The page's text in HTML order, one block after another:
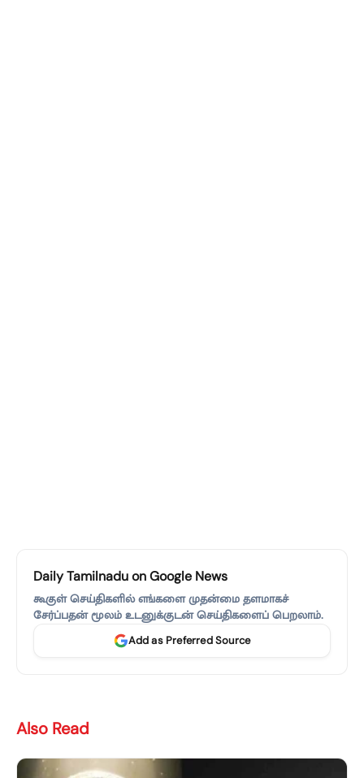
Daily Tamilnadu on Google News
கூகுள் செய்திகளில் எங்களை முதன்மை தளமாகச்
சேர்ப்பதன் மூலம் உடனுக்குடன் செய்திகளைப் பெறலாம்.
Add as Preferred Source
Also Read